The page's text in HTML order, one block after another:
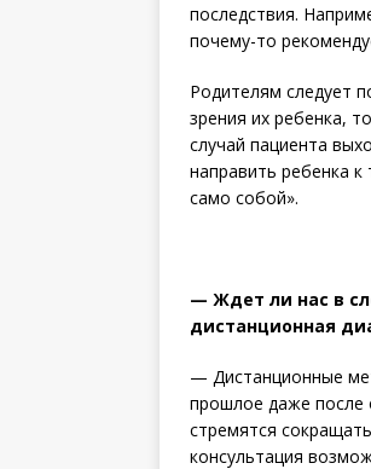
последствия.
почему-то
Родителям следует
зрения их ребенка,
случай пациента
направить ребенка
само собой».
— Ждет ли нас в
дистанционная
— Дистанционные
прошлое даже после
стремятся
консультация